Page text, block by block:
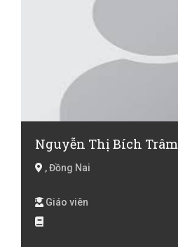
Nguyễn Thị Bích Trâm
, Đồng Nai
Giáo viên